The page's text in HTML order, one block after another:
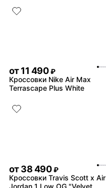
от11 490 ₽
Кроссовки Nike Air Max
Terrascape Plus White
от38 490 ₽
Кроссовки Travis Scott x Air
Jordan 1 Low OG "Velvet